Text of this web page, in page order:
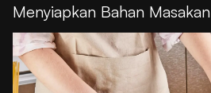
Menyiapkan Bahan Masakan